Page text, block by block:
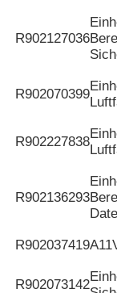
R902127036
R902070399
R902227838
R902136293
R902037419
R902073142